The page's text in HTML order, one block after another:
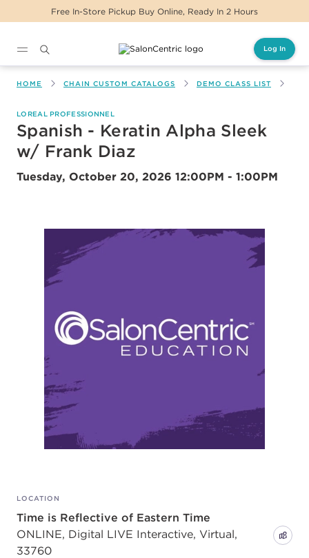
Free In-Store Pickup Buy Online, Ready In 2 Hours
Log In
HOME CHAIN CUSTOM CATALOGS DEMO CLASS LIST
LOREAL PROFESSIONNEL
Spanish - Keratin Alpha Sleek
w/ Frank Diaz
Tuesday, October 20, 2026 12:00PM - 1:00PM
LOCATION
Time is Reflective of Eastern Time
ONLINE, Digital LIVE Interactive, Virtual,
33760